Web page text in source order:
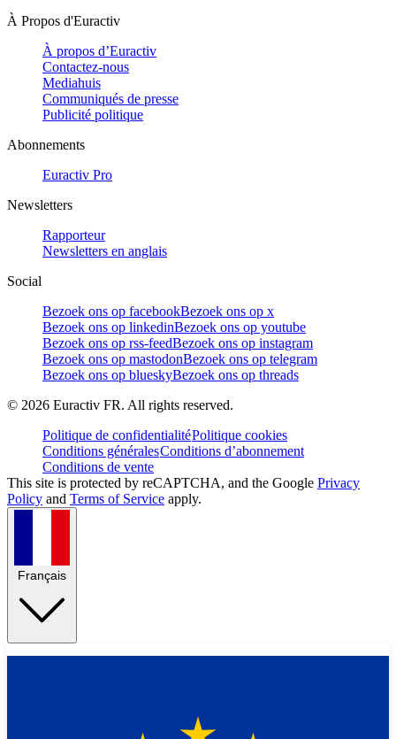
À Propos d'Euractiv
À propos d’Euractiv
Contactez-nous
Mediahuis
Communiqués de presse
Publicité politique
Abonnements
Euractiv Pro
Newsletters
Rapporteur
Newsletters en anglais
Social
Bezoek ons op facebookBezoek ons op x
Bezoek ons op linkedinBezoek ons op youtube
Bezoek ons op rss-feedBezoek ons op instagram
Bezoek ons op mastodonBezoek ons op telegram
Bezoek ons op blueskyBezoek ons op threads
© 2026 Euractiv FR. All rights reserved.
Politique de confidentialitéPolitique cookies
Conditions généralesConditions d’abonnement
Conditions de vente
This site is protected by reCAPTCHA, and the Google Privacy
Policy and Terms of Service apply.
Français